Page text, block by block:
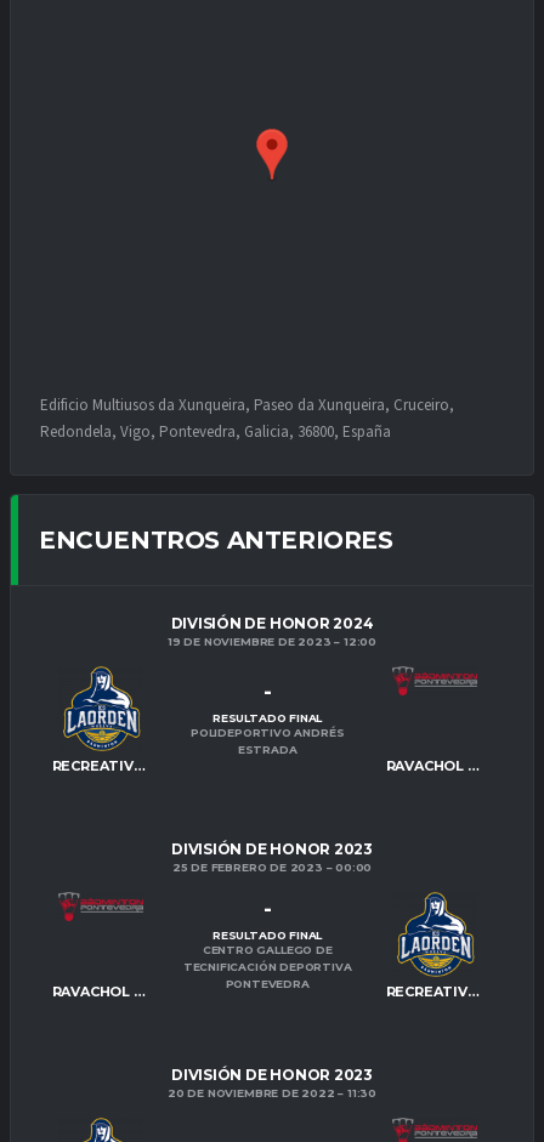
Edificio Multiusos da Xunqueira, Paseo da Xunqueira, Cruceiro,
Redondela, Vigo, Pontevedra, Galicia, 36800, España
ENCUENTROS ANTERIORES
DIVISIÓN DE HONOR 2024
19 DE NOVIEMBRE DE 2023 12:00
RECREATIVO IES LA ORDEN RAVACHOL PONTEVEDRA
-
RESULTADO FINAL
POLIDEPORTIVO ANDRÉS
ESTRADA
DIVISIÓN DE HONOR 2023
25 DE FEBRERO DE 2023 00:00
RAVACHOL PONTEVEDRA RECREATIVO IES LA ORDEN
-
RESULTADO FINAL
CENTRO GALLEGO DE
TECNIFICACIÓN DEPORTIVA
PONTEVEDRA
DIVISIÓN DE HONOR 2023
20 DE NOVIEMBRE DE 2022 11:30